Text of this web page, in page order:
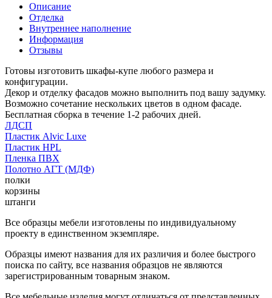
Описание
Отделка
Внутреннее наполнение
Информация
Отзывы
Готовы изготовить шкафы-купе любого размера и
конфигурации.
Декор и отделку фасадов можно выполнить под вашу задумку.
Возможно сочетание нескольких цветов в одном фасаде.
Бесплатная сборка в течение 1-2 рабочих дней.
ЛДСП
Пластик Alvic Luxe
Пластик HPL
Пленка ПВХ
Полотно АГТ (МДФ)
полки
корзины
штанги
Все образцы мебели изготовлены по индивидуальному
проекту в единственном экземпляре.
Образцы имеют названия для их различия и более быстрого
поиска по сайту, все названия образцов не являются
зарегистрированным товарным знаком.